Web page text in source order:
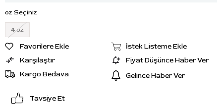
oz Seçiniz
4 oz
Favorilere Ekle
İstek Listeme Ekle
Karşılaştır
Fiyat Düşünce Haber Ver
Kargo Bedava
Gelince Haber Ver
Tavsiye Et